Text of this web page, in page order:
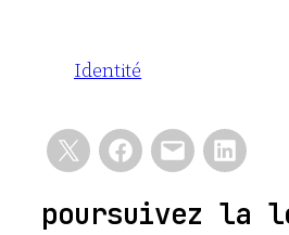
Identité
poursuivez la